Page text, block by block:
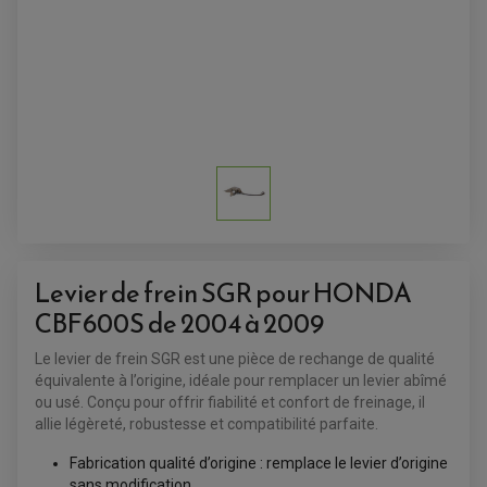
ACCESSOIRES QUAD
ACCESSOIRES ANODISES POUR QUAD
GUIDON QUAD
KIT DÉCO QUAD / SSV
Levier de frein SGR pour HONDA
CBF600S de 2004 à 2009
Le levier de frein SGR est une pièce de rechange de qualité
équivalente à l’origine, idéale pour remplacer un levier abîmé
ou usé. Conçu pour offrir fiabilité et confort de freinage, il
allie légèreté, robustesse et compatibilité parfaite.
Fabrication qualité d’origine : remplace le levier d’origine